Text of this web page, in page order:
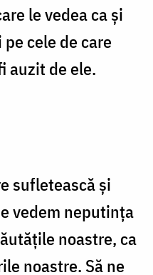
le vedea ca și
cele de care
auzit de ele.
sufletească și
vedem neputința
noastre, ca
noastre. Să ne